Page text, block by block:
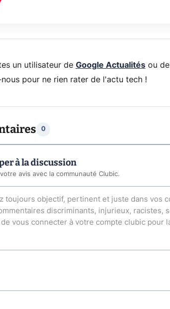
un utilisateur de Google Actualitésou de
nous pour ne rien rater de l'actu tech !
0
à la discussion
avis avec la communauté Clubic.